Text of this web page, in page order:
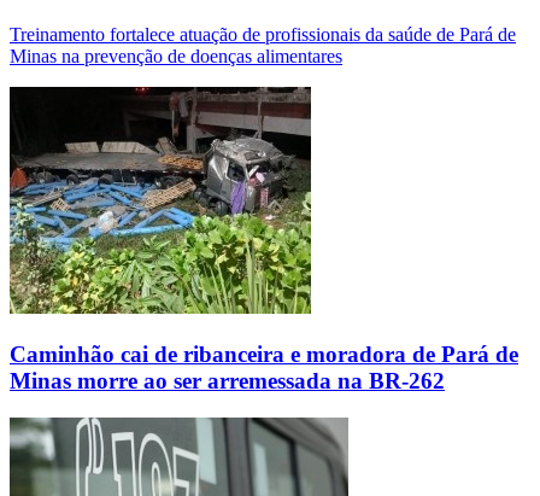
Treinamento fortalece atuação de profissionais da saúde de Pará de
Minas na prevenção de doenças alimentares
Caminhão cai de ribanceira e moradora de Pará de
Minas morre ao ser arremessada na BR-262